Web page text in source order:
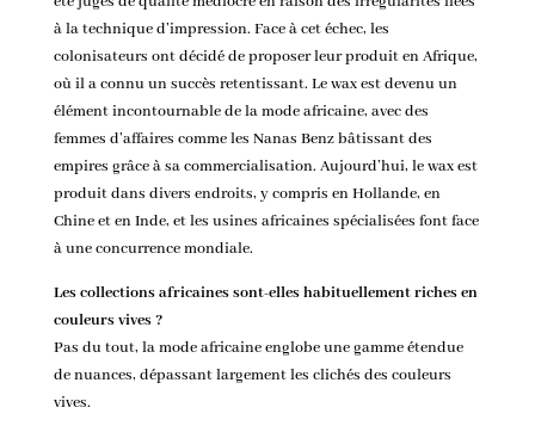
à la technique d’impression. Face à cet échec, les
colonisateurs ont décidé de proposer leur produit en Afrique,
où il a connu un succès retentissant. Le wax est devenu un
élément incontournable de la mode africaine, avec des
femmes d’affaires comme les Nanas Benz bâtissant des
empires grâce à sa commercialisation. Aujourd’hui, le wax est
produit dans divers endroits, y compris en Hollande, en
Chine et en Inde, et les usines africaines spécialisées font face
à une concurrence mondiale.
Les collections africaines sont-elles habituellement riches en
couleurs vives ?
Pas du tout, la mode africaine englobe une gamme étendue
de nuances, dépassant largement les clichés des couleurs
vives.